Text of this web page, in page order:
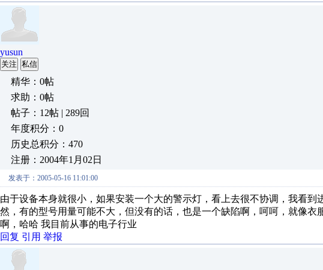
yusun
关注 私信
精华：0帖
求助：0帖
帖子：12帖 | 289回
年度积分：0
历史总积分：470
注册：2004年1月02日
发表于：2005-05-16 11:01:00
由于设备本身就很小，如果安装一个大的警示灯，看上去很不协调，我看到
然，有的型号用量可能不大，但没有的话，也是一个缺陷啊，呵呵，就像衣
啊，哈哈 我目前从事的电子行业
回复 引用 举报